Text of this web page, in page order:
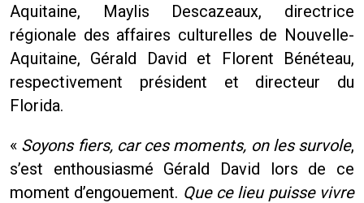
Aquitaine, Maylis Descazeaux, directrice
régionale des affaires culturelles de Nouvelle-
Aquitaine, Gérald David et Florent Bénéteau,
respectivement président et directeur du
Florida.
« Soyons fiers, car ces moments, on les survole,
s’est enthousiasmé Gérald David lors de ce
moment d’engouement. Que ce lieu puisse vivre